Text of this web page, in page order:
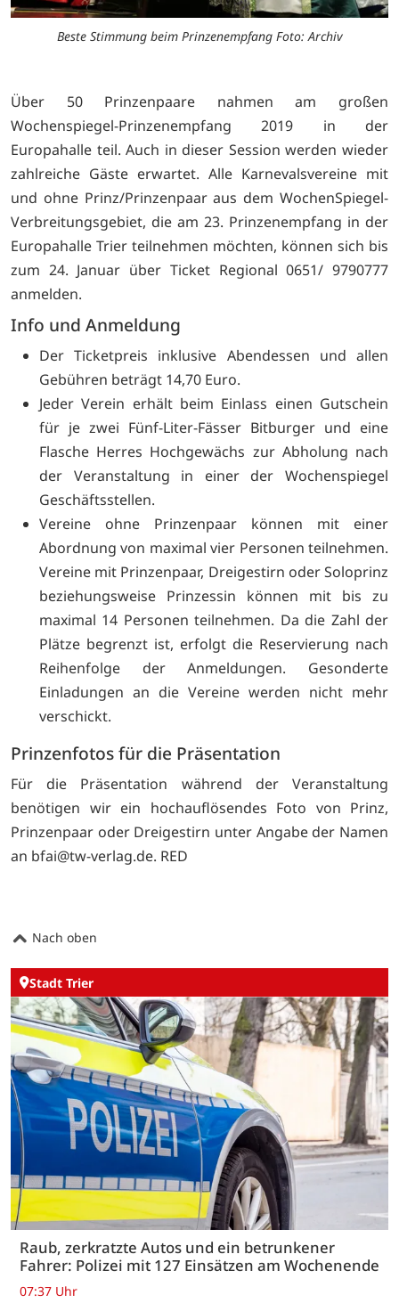
Beste Stimmung beim Prinzenempfang Foto: Archiv
Über 50 Prinzenpaare nahmen am großen
Wochenspiegel-Prinzenempfang 2019 in der
Europahalle teil. Auch in dieser Session werden wieder
zahlreiche Gäste erwartet. Alle Karnevalsvereine mit
und ohne Prinz/Prinzenpaar aus dem WochenSpiegel-
Verbreitungsgebiet, die am 23. Prinzenempfang in der
Europahalle Trier teilnehmen möchten, können sich bis
zum 24. Januar über Ticket Regional 0651/ 9790777
anmelden.
Info und Anmeldung
Der Ticketpreis inklusive Abendessen und allen
Gebühren beträgt 14,70 Euro.
Jeder Verein erhält beim Einlass einen Gutschein
für je zwei Fünf-Liter-Fässer Bitburger und eine
Flasche Herres Hochgewächs zur Abholung nach
der Veranstaltung in einer der Wochenspiegel
Geschäftsstellen.
Vereine ohne Prinzenpaar können mit einer
Abordnung von maximal vier Personen teilnehmen.
Vereine mit Prinzenpaar, Dreigestirn oder Soloprinz
beziehungsweise Prinzessin können mit bis zu
maximal 14 Personen teilnehmen. Da die Zahl der
Plätze begrenzt ist, erfolgt die Reservierung nach
Reihenfolge der Anmeldungen. Gesonderte
Einladungen an die Vereine werden nicht mehr
verschickt.
Prinzenfotos für die Präsentation
Für die Präsentation während der Veranstaltung
benötigen wir ein hochauflösendes Foto von Prinz,
Prinzenpaar oder Dreigestirn unter Angabe der Namen
an bfai@tw-verlag.de. RED
Nach oben
Stadt Trier
Raub, zerkratzte Autos und ein betrunkener
Fahrer: Polizei mit 127 Einsätzen am Wochenende
07:37 Uhr